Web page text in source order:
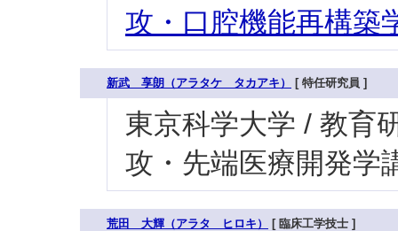
攻・口腔機能再構築
新武 享朗（アラタケ タカアキ） [ 特任研究員 ]
東京科学大学 / 教育
攻・先端医療開発学
荒田 大輝（アラタ ヒロキ） [ 臨床工学技士 ]